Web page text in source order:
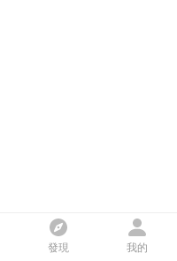
發現 我的